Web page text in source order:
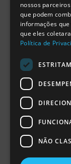
nossos
que podem
informações
que eles
Política de
NÃO